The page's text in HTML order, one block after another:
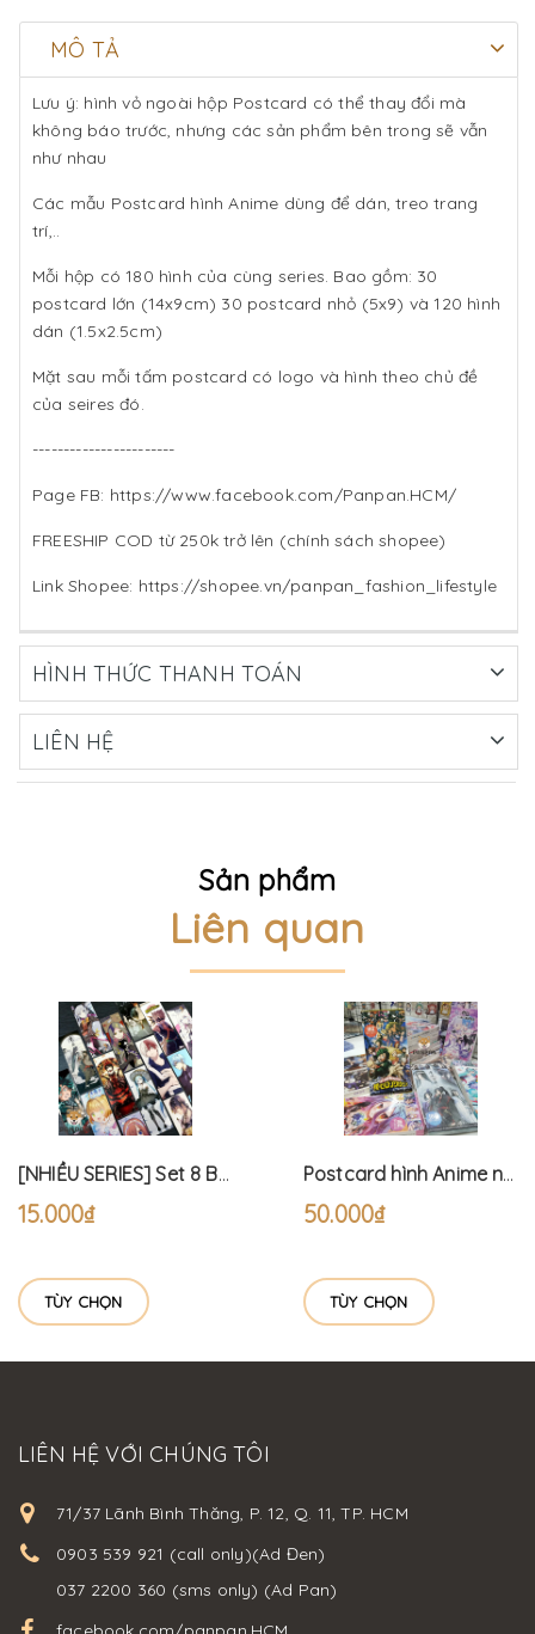
MÔ TẢ
Lưu ý: hình vỏ ngoài hộp Postcard có thể thay đổi mà
không báo trước, nhưng các sản phẩm bên trong sẽ vẫn
như nhau
Các mẫu Postcard hình Anime dùng để dán, treo trang
trí,..
Mỗi hộp có 180 hình của cùng series. Bao gồm: 30
postcard lớn (14x9cm) 30 postcard nhỏ (5x9) và 120 hình
dán (1.5x2.5cm)
Mặt sau mỗi tấm postcard có logo và hình theo chủ đề
của seires đó.
-----------------------
Page FB: https://www.facebook.com/Panpan.HCM/
FREESHIP COD từ 250k trở lên (chính sách shopee)
Link Shopee: https://shopee.vn/panpan_fashion_lifestyle
HÌNH THỨC THANH TOÁN
LIÊN HỆ
Sản phẩm
Liên quan
[NHIỀU SERIES] Set 8 Bookmark Anime - 16 Hình
15.000₫
TÙY CHỌN
Postcard hình Anime nhiều Series (180 hình)
50.000₫
TÙY CHỌN
LIÊN HỆ VỚI CHÚNG TÔI
71/37 Lãnh Bình Thăng, P. 12, Q. 11, TP. HCM
0903 539 921 (call only)(Ad Đen)
037 2200 360 (sms only) (Ad Pan)